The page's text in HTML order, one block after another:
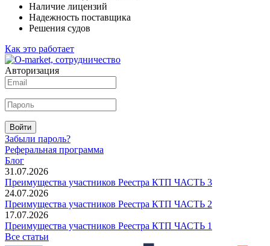
Наличие лицензий
Надежность поставщика
Решения судов
Как это работает
Авторизация
Войти
Забыли пароль?
Реферальная программа
Блог
31.07.2026
Преимущества участников Реестра КТП ЧАСТЬ 3
24.07.2026
Преимущества участников Реестра КТП ЧАСТЬ 2
17.07.2026
Преимущества участников Реестра КТП ЧАСТЬ 1
Все статьи